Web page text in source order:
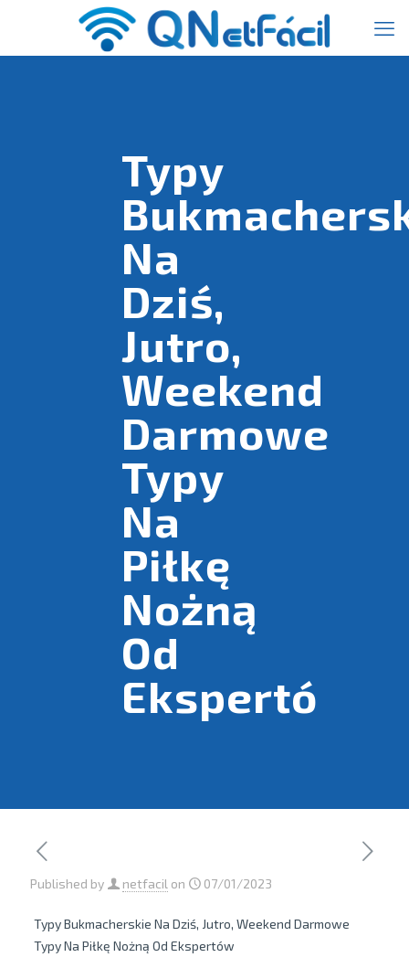
Typy
Na
Dziś,
Jutro,
Weekend
Darmowe
Typy
Na
Piłkę
Nożną
Od
Ekspertó
Published by netfacil on 07/01/2023
Typy Bukmacherskie Na Dziś, Jutro, Weekend Darmowe
Typy Na Piłkę Nożną Od Ekspertów